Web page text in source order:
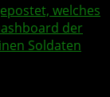
welches
der
Soldaten